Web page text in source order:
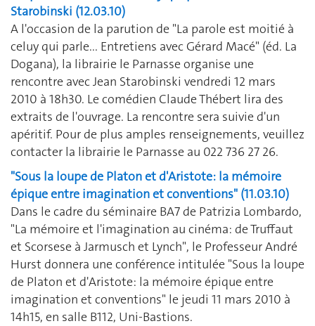
Starobinski (12.03.10)
A l'occasion de la parution de "La parole est moitié à
celuy qui parle... Entretiens avec Gérard Macé" (éd. La
Dogana), la librairie le Parnasse organise une
rencontre avec Jean Starobinski vendredi 12 mars
2010 à 18h30. Le comédien Claude Thébert lira des
extraits de l'ouvrage. La rencontre sera suivie d'un
apéritif. Pour de plus amples renseignements, veuillez
contacter la librairie le Parnasse au 022 736 27 26.
"Sous la loupe de Platon et d'Aristote: la mémoire
épique entre imagination et conventions" (11.03.10)
Dans le cadre du séminaire BA7 de Patrizia Lombardo,
"La mémoire et l'imagination au cinéma: de Truffaut
et Scorsese à Jarmusch et Lynch", le Professeur André
Hurst donnera une conférence intitulée "Sous la loupe
de Platon et d'Aristote: la mémoire épique entre
imagination et conventions" le jeudi 11 mars 2010 à
14h15, en salle B112, Uni-Bastions.